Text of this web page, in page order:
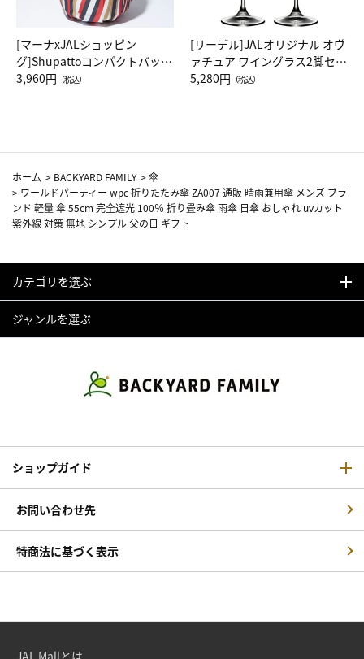
[マーナxJALショッピン
グ]Shupattoコンパクトバッグ
Drop JAL客室乗務員（LC）ス
3,960円 （税込）
[リーデル]JALオリジナル オヴ
ァチュア ワイングラス2脚セッ
ト（レッドワイン）
5,280円 （税込）
ホーム > BACKYARD FAMILY >傘
> ワールドパーティー wpc 折りたたみ傘 ZA007 通販 晴雨兼用傘 メンズ ブラ
ンド 軽量 傘 55cm 完全遮光 100％ 折り畳み傘 雨傘 日傘 おしゃれ uvカット
紫外線 対策 無地 シンプル 父の日 ギフト
カテゴリを選ぶ
ジャンルを選ぶ
ショップガイド
お問い合わせ先
特商法に基づく表示
JAL Mallとは